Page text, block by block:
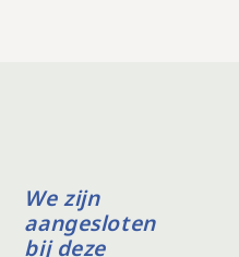
We zijn
aangesloten
bij deze